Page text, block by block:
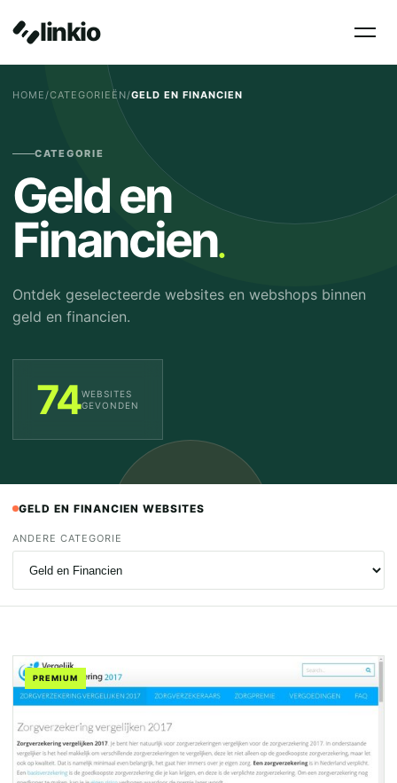
linkio
HOME/CATEGORIEËN/GELD EN FINANCIEN
CATEGORIE
Geld en
Financien.
Ontdek geselecteerde websites en webshops binnen
geld en financien.
74WEBSITES
GEVONDEN
GELD EN FINANCIEN WEBSITES
ANDERE CATEGORIE
PREMIUM